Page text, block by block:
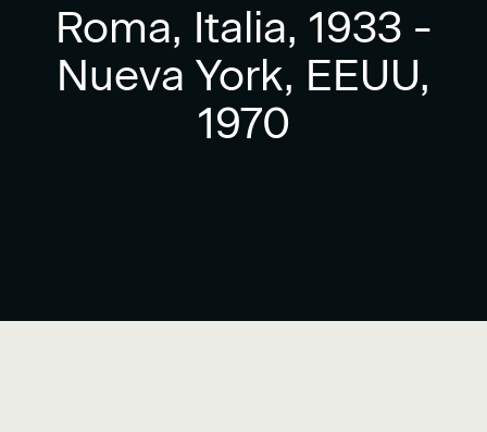
Roma, Italia, 1933 -
Nueva York, EEUU,
1970